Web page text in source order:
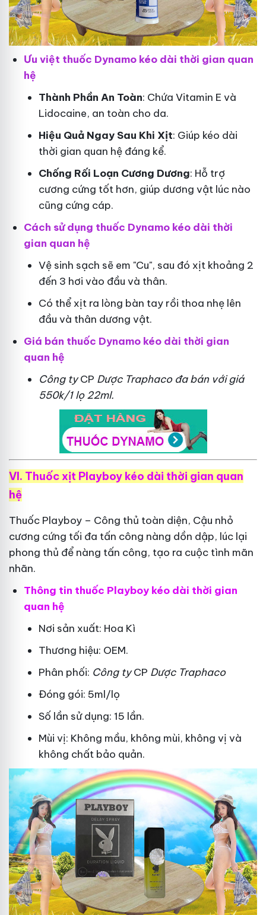
Ưu việt thuốc Dynamo kéo dài thời gian quan
hệ
Thành Phần An Toàn: Chứa Vitamin E và
Lidocaine, an toàn cho da.
Hiệu Quả Ngay Sau Khi Xịt: Giúp kéo dài
thời gian quan hệ đáng kể.
Chống Rối Loạn Cương Dương: Hỗ trợ
cương cứng tốt hơn, giúp dương vật lúc nào
cũng cứng cáp.
Cách sử dụng thuốc Dynamo kéo dài thời
gian quan hệ
Vệ sinh sạch sẽ em "Cu", sau đó xịt khoảng 2
đến 3 hơi vào đầu và thân.
Có thể xịt ra lòng bàn tay rồi thoa nhẹ lên
đầu và thân dương vật.
Giá bán thuốc Dynamo kéo dài thời gian
quan hệ
Công tyCP Dược Traphacođa bán với giá
550k/1 lọ 22ml.
VI. Thuốc xịt Playboy kéo dài thời gian quan
hệ
Thuốc Playboy – Công thủ toàn diện, Cậu nhỏ
cương cứng tối đa tấn công nàng dồn dập, lúc lại
phong thủ để nàng tấn công, tạo ra cuộc tình mãn
nhãn.
Thông tin thuốc Playboy kéo dài thời gian
quan hệ
Nơi sản xuất: Hoa Kì
Thương hiệu: OEM.
Phân phối: Công tyCP Dược Traphaco
Đóng gói: 5ml/lọ
Số lần sử dụng: 15 lần.
Mùi vị: Không mầu, không mùi, không vị và
không chất bảo quản.